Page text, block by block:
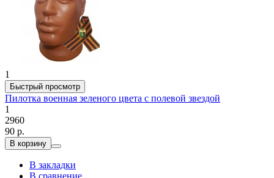
1
Быстрый просмотр
Пилотка военная зеленого цвета с полевой звездой
1
2960
90 р.
В корзину
В закладки
В сравнение